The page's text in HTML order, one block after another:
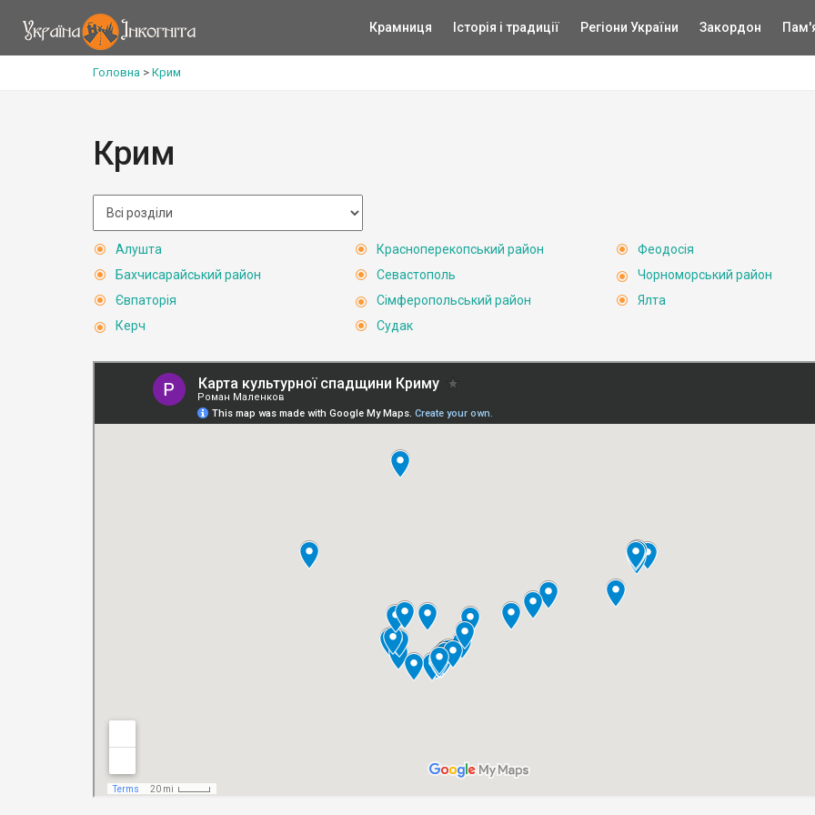
Крамниця Історія і традиції Регіони України Закордон
Головна > Крим
Крим
Алушта
Бахчисарайський район
Євпаторія
Керч
Красноперекопський район
Севастополь
Сімферопольський район
Судак
Феодосія
Чорноморський район
Ялта